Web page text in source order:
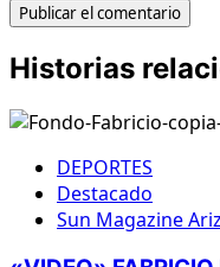
Historias
DEPORTES
Destacado
Sun Magazine